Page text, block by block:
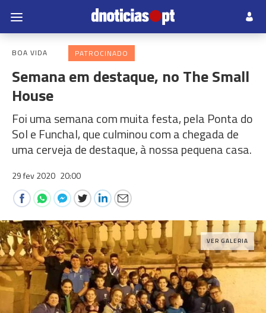
BOA VIDA PATROCINADO
Semana em destaque, no The Small
House
Foi uma semana com muita festa, pela Ponta do
Sol e Funchal, que culminou com a chegada de
uma cerveja de destaque, à nossa pequena casa.
29 fev 2020 20:00
VER GALERIA